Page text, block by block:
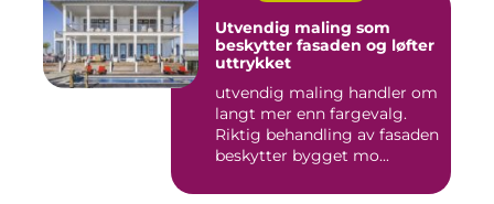
Utvendig maling som
beskytter fasaden og løfter
uttrykket
utvendig maling handler om
langt mer enn fargevalg.
Riktig behandling av fasaden
beskytter bygget mo...